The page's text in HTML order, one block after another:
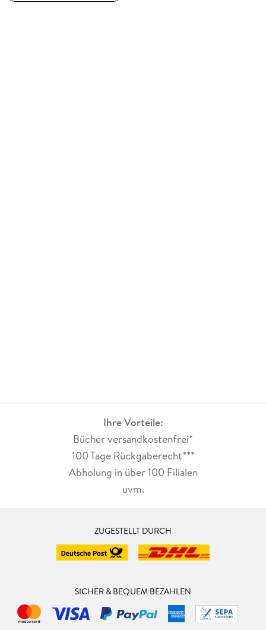
Ihre Vorteile:
Bücher versandkostenfrei*
100 Tage Rückgaberecht***
Abholung in über 100 Filialen
uvm.
ZUGESTELLT DURCH
SICHER & BEQUEM BEZAHLEN